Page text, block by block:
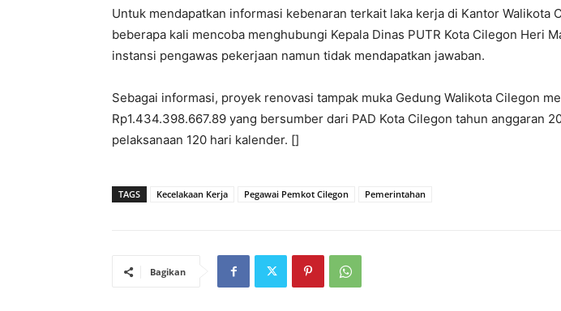
Untuk mendapatkan informasi kebenaran terkait laka kerja di Kantor Walikota
beberapa kali mencoba menghubungi Kepala Dinas PUTR Kota Cilegon Heri
instansi pengawas pekerjaan namun tidak mendapatkan jawaban.
Sebagai informasi, proyek renovasi tampak muka Gedung Walikota Cilegon
Rp1.434.398.667.89 yang bersumber dari PAD Kota Cilegon tahun anggaran
pelaksanaan 120 hari kalender. []
TAGS Kecelakaan Kerja Pegawai Pemkot Cilegon Pemerintahan
Bagikan